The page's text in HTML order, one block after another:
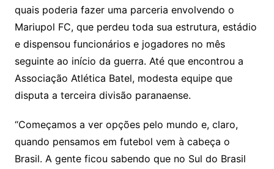
quais poderia fazer uma parceria envolvendo o
Mariupol FC, que perdeu toda sua estrutura, estádio
e dispensou funcionários e jogadores no mês
seguinte ao início da guerra. Até que encontrou a
Associação Atlética Batel, modesta equipe que
disputa a terceira divisão paranaense.
“Começamos a ver opções pelo mundo e, claro,
quando pensamos em futebol vem à cabeça o
Brasil. A gente ficou sabendo que no Sul do Brasil